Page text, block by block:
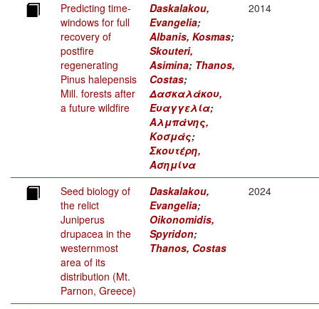
Predicting time-
windows for full
recovery of
postfire
regenerating
Pinus halepensis
Mill. forests after
a future wildfire
Daskalakou,
Evangelia;
Albanis, Kosmas;
Skouteri,
Asimina; Thanos,
Costas;
Δασκαλάκου,
Ευαγγελία;
Αλμπάνης,
Κοσμάς;
Σκουτέρη,
Ασημίνα
2014
Seed biology of
the relict
Juniperus
drupacea in the
westernmost
area of its
distribution (Mt.
Parnon, Greece)
Daskalakou,
Evangelia;
Oikonomidis,
Spyridon;
Thanos, Costas
2024